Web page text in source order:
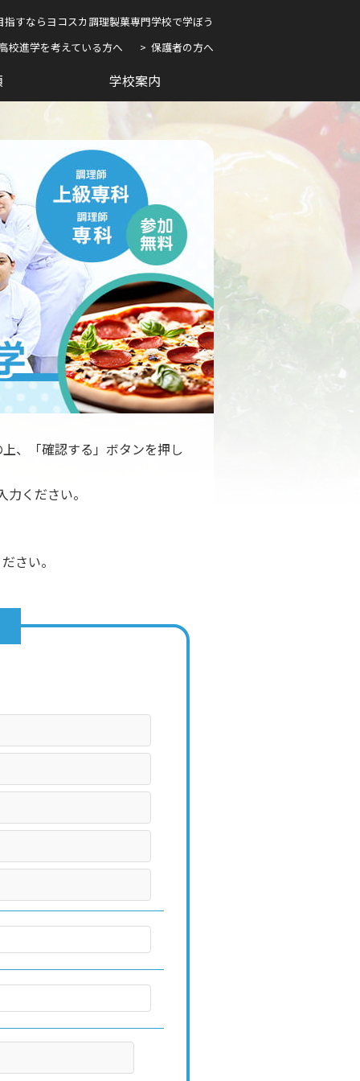
すならヨコスカ調理製菓専門学校で学ぼう
校進学を考えている方へ
保護者の方へ
学校案内
、「確認する」ボタンを押し
ください。
さい。